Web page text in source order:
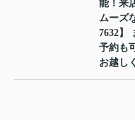
能！来
ムーズ
7632】
予約も
お越し